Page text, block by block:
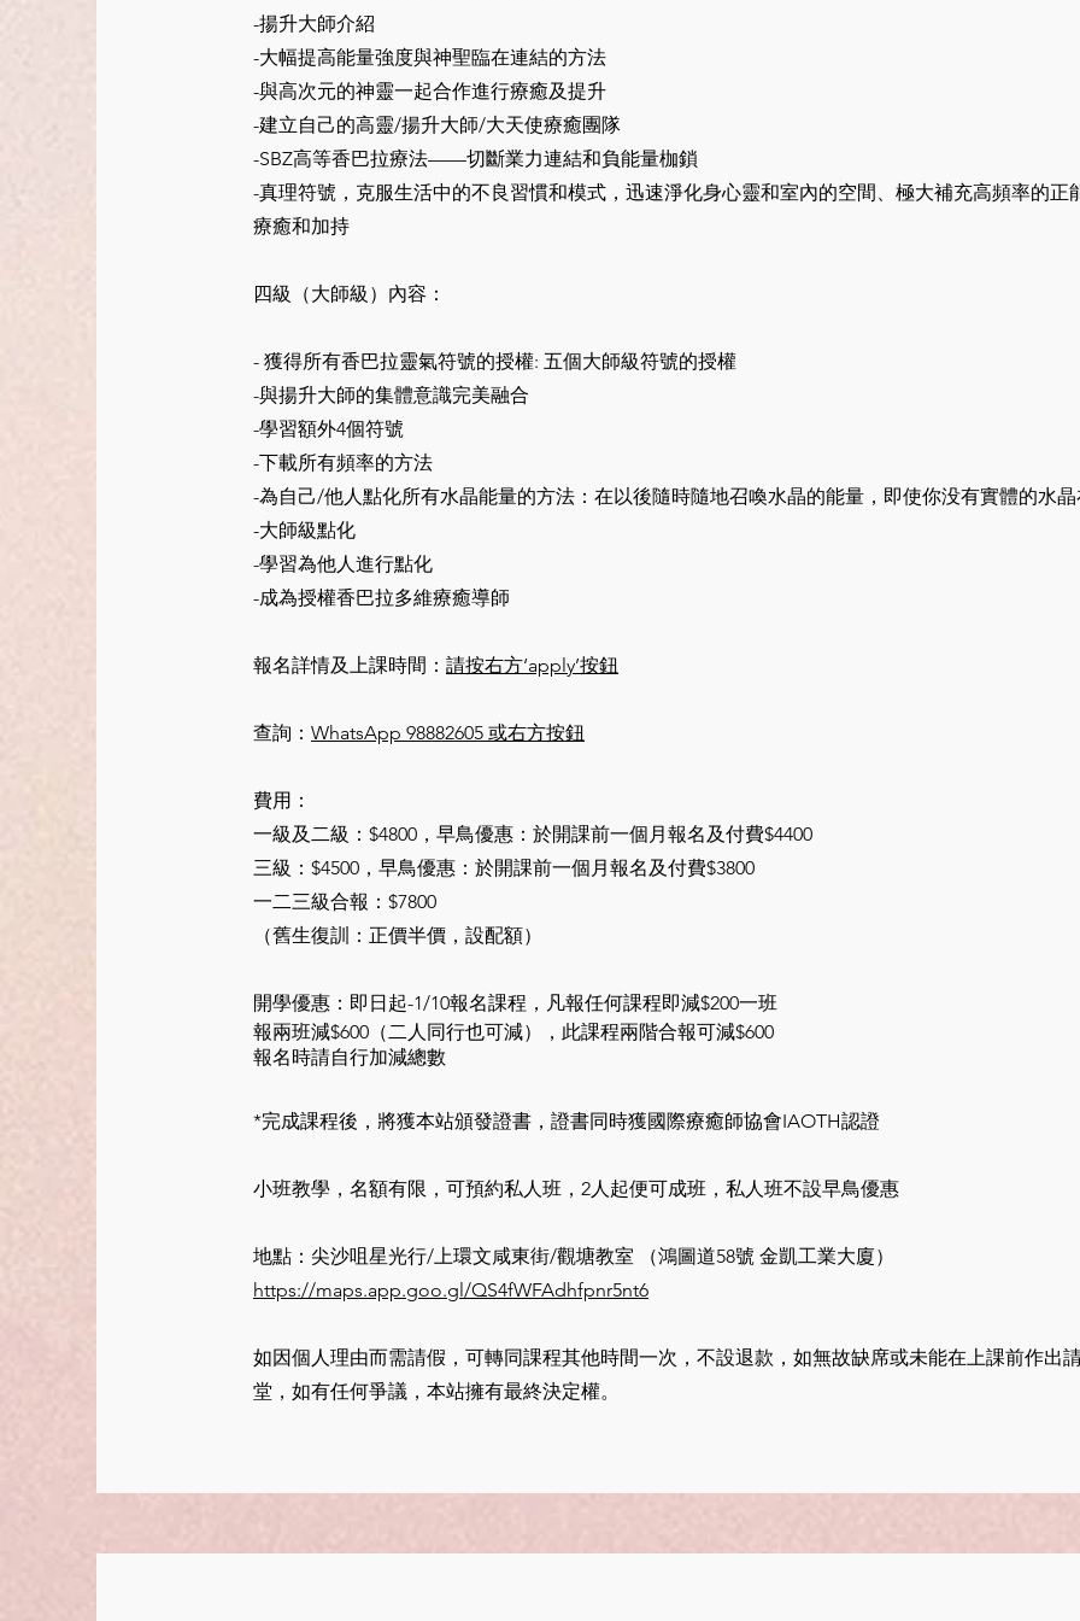
-揚升大師介紹
-大幅提高能量強度與神聖臨在連結的方法
-與高次元的神靈一起合作進行療癒及提升
-建立自己的高靈/揚升大師/大天使療癒團隊
-SBZ高等香巴拉療法——切斷業力連結和負能量枷鎖
-真理符號，克服生活中的不良習慣和模式，迅速淨化身心靈和室內的空間、極大補充高頻率的正
療癒和加持
四級（大師級）內容：
- 獲得所有香巴拉靈氣符號的授權: 五個大師級符號的授權
-與揚升大師的集體意識完美融合
-學習額外4個符號
-下載所有頻率的方法
-為自己/他人點化所有水晶能量的方法：在以後隨時隨地召喚水晶的能量，即使你没有實體的水
-大師級點化
-學習為他人進行點化
-成為授權香巴拉多維療癒導師
報名詳情及上課時間： 請按右方‘apply’按鈕
​查詢： WhatsApp 98882605 或右方按鈕
費用：
一級及二級：$4800， 早鳥優惠：於開課前一個月報名及付費$4400
三級：$4500，早鳥優惠：於開課前一個月報名及付費$3800
一二三級合報：$7800
（舊生復訓：正價半價，設配額）
開學優惠： 即日起-1/10報名課程， 凡報任何課程即減$200一班
報兩班減$600（二人同行也可減），此課程兩階合報可減$600
報名時請自行加減總數
*完成課程後，將獲本站頒發證書，證書同時獲國際療癒師協會IAOTH認證
小班教學，名額有限，可預約私人班，2人起便可成班，私人班不設早鳥優惠
地點： 尖沙咀星光行/上環文咸東街/觀塘教室 （鴻圖道58號 金凱工業大廈）
https://maps.app.goo.gl/QS4fWFAdhfpnr5nt6
如因個人理由而需請假，可轉同課程其他時間一次，不設退款，如無故缺席或未能在上課前作出
堂，如有任何爭議，本站擁有最終決定權。